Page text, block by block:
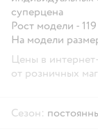
суперцена
Рост модели -
На модели
Цены в
от розничных
Сезон: